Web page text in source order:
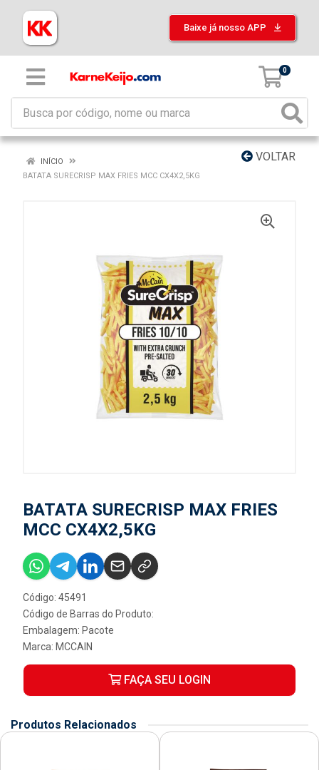
Baixe já nosso APP
0
VOLTAR
INÍCIO
BATATA SURECRISP MAX FRIES MCC CX4X2,5KG
BATATA SURECRISP MAX FRIES
MCC CX4X2,5KG
Código: 45491
Código de Barras do Produto:
Embalagem: Pacote
Marca: MCCAIN
FAÇA SEU LOGIN
Produtos Relacionados